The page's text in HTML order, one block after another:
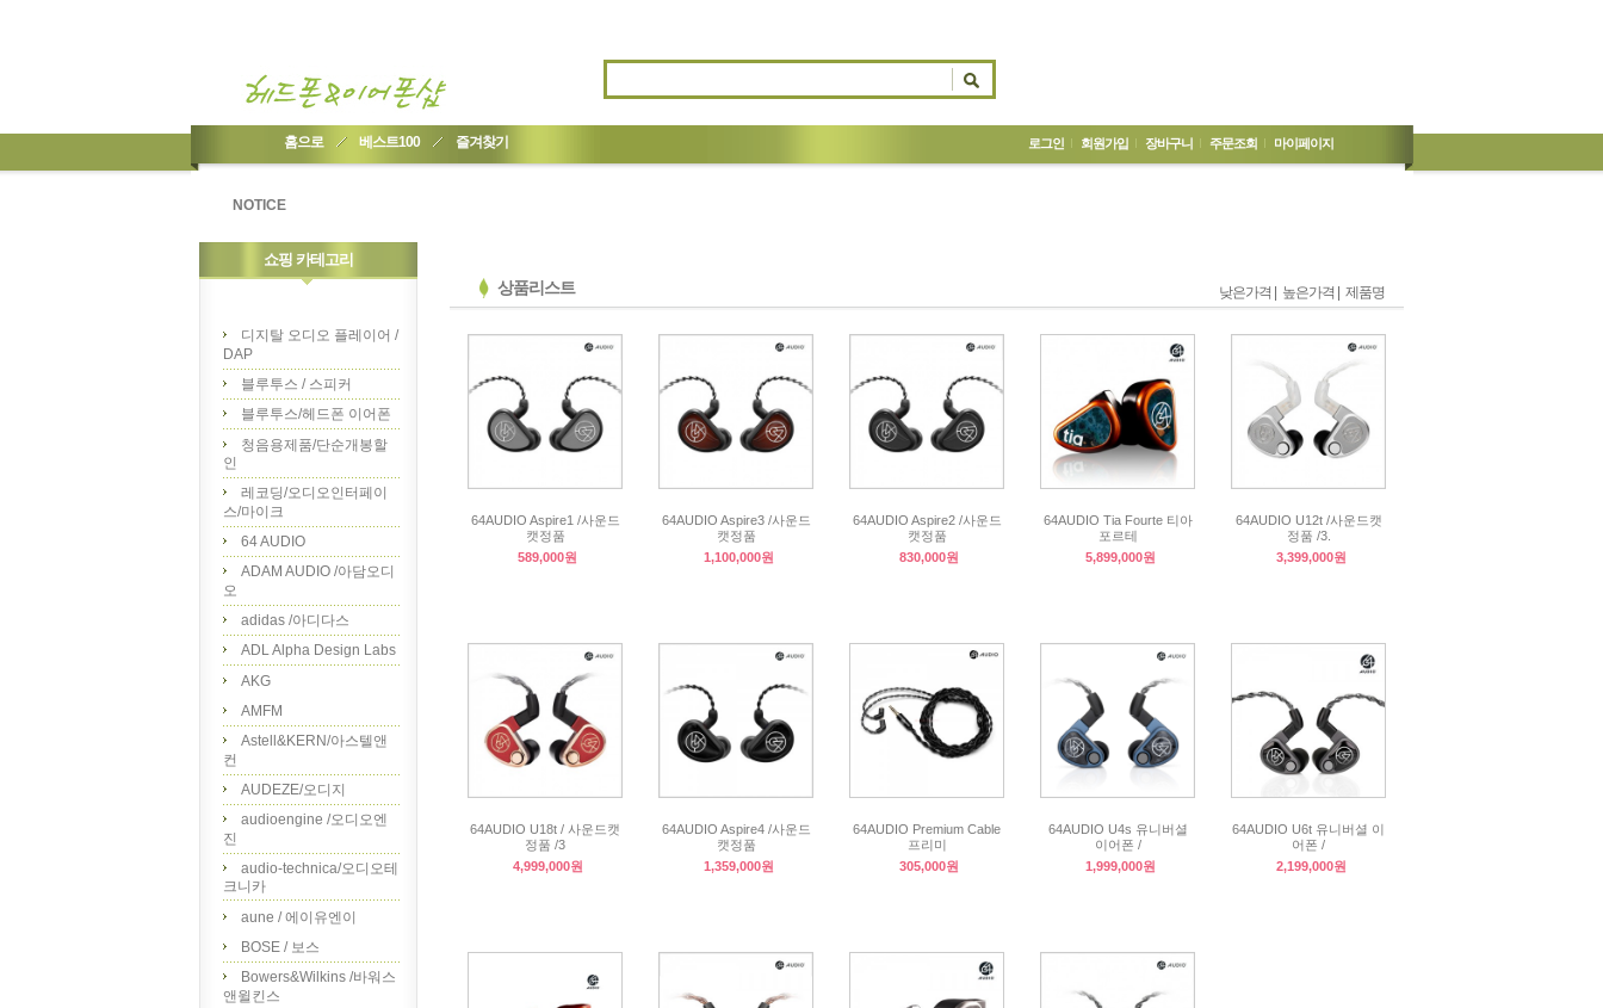
홈으로 베스트100 즐겨찾기 로그인 회원가입 장바구니 주문조회 마이페이지
NOTICE
쇼핑 카테고리
디지탈 오디오 플레이어 /
DAP
블루투스 / 스피커
블루투스/헤드폰 이어폰
청음용제품/단순개봉할
인
레코딩/오디오인터페이
스/마이크
64 AUDIO
ADAM AUDIO /아담오디
오
adidas /아디다스
ADL Alpha Design Labs
AKG
AMFM
Astell&KERN/아스텔앤
컨
AUDEZE/오디지
audioengine /오디오엔
진
audio-technica/오디오테
크니카
aune / 에이유엔이
BOSE / 보스
Bowers&Wilkins /바워스
앤윌킨스
상품리스트 낮은가격 | 높은가격 | 제품명
64AUDIO Aspire1 /사운드
캣정품
589,000원
64AUDIO Aspire3 /사운드
캣정품
1,100,000원
64AUDIO Aspire2 /사운드
캣정품
830,000원
64AUDIO Tia Fourte 티아
포르테
5,899,000원
64AUDIO U12t /사운드캣
정품 /3.
3,399,000원
64AUDIO U18t / 사운드캣
정품 /3
4,999,000원
64AUDIO Aspire4 /사운드
캣정품
1,359,000원
64AUDIO Premium Cable
프리미
305,000원
64AUDIO U4s 유니버셜
이어폰 /
1,999,000원
64AUDIO U6t 유니버셜 이
어폰 /
2,199,000원